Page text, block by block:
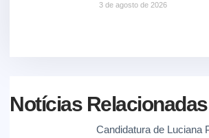
3 de agosto de 2026
Notícias Relacionadas
Candidatura de Luciana